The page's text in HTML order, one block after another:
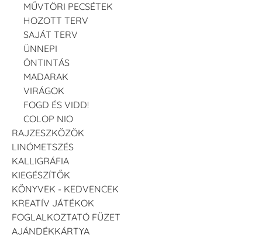
MŰVTÖRI PECSÉTEK
HOZOTT TERV
SAJÁT TERV
ÜNNEPI
ÖNTINTÁS
MADARAK
VIRÁGOK
FOGD ÉS VIDD!
COLOP NIO
RAJZESZKÖZÖK
LINÓMETSZÉS
KALLIGRÁFIA
KIEGÉSZÍTŐK
KÖNYVEK - KEDVENCEK
KREATÍV JÁTÉKOK
FOGLALKOZTATÓ FÜZET
AJÁNDÉKKÁRTYA